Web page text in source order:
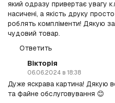
який одразу привертає увагу
насичені, а якість друку просто
роблять компліменти! Дякую
чудовий товар.
Ответить
Вікторія
06.06.2024 в 18:38
Дуже яскрава картина! Дякую
та файне обслуговування 😊